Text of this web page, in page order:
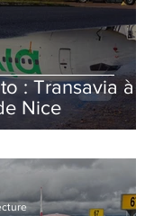
: Transavia à
Nice